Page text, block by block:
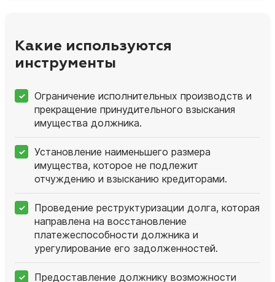
Какие используются
инструменты
Ограничение исполнительных производств и
прекращение принудительного взыскания
имущества должника.
Установление наименьшего размера
имущества, которое не подлежит
отчуждению и взысканию кредиторами.
Проведение реструктуризации долга, которая
направлена на восстановление
платежеспособности должника и
урегулирование его задолженностей.
Предоставление должнику возможности